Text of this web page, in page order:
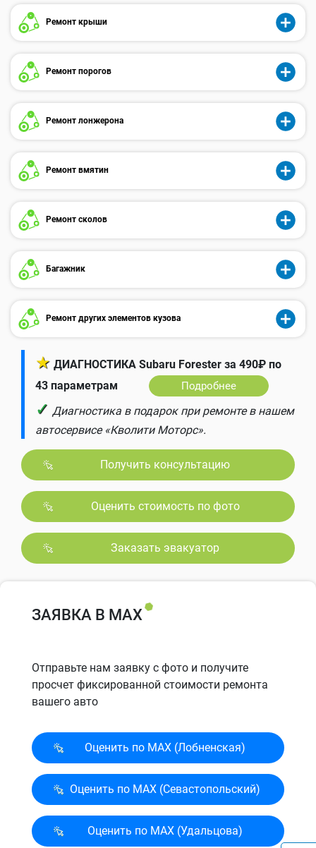
Ремонт крыши
Ремонт порогов
Ремонт лонжерона
Ремонт вмятин
Ремонт сколов
Багажник
Ремонт других элементов кузова
★ ДИАГНОСТИКА Subaru Forester за 490₽ по
43 параметрам
Подробнее
✓ Диагностика в подарок при ремонте в нашем
автосервисе «Кволити Моторс».
Получить консультацию
Оценить стоимость по фото
Заказать эвакуатор
ЗАЯВКА В MAX
Отправьте нам заявку с фото и получите
просчет фиксированной стоимости ремонта
вашего авто
Оценить по MAX (Лобненская)
Оценить по MAX (Севасто­польский)
Оценить по MAX (Удальцова)